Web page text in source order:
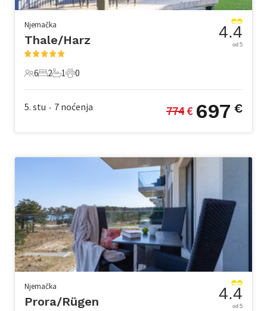
Njemačka
Thale/Harz
6 Gosti
6
2 Spavaće sobe
2
1 Kupaonica
1
0 Kućni ljubimac
0
4.4
od 5
5. stu • 7 noćenja 774 € 697 €
Njemačka
Prora/Rügen 4.4
od 5